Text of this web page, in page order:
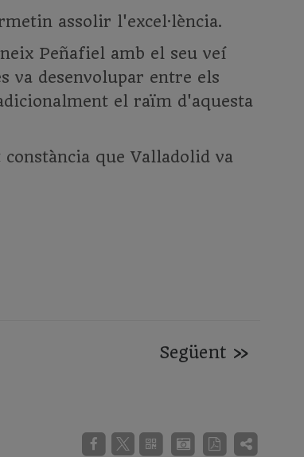
assolir l'excel·lència.
Peñafiel amb el seu veí
va desenvolupar entre els
el raïm d'aquesta
que Valladolid va
Següent »